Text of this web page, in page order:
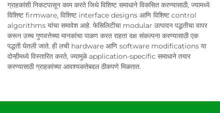
ग्राहकांशी निकटपासून काम करते जिथे विशिष्ट समाधाने विकसित करण्यासाठी, ज्यामध्ये
विशिष्ट firmware, विशिष्ट interface designs आणि विशिष्ट control
algorithms यांचा समावेश आहे. फेसिलिटीचा modular उत्पादन पद्धतीचा वापर
करून उच्च गुणवत्तेच्या मानकांचा पाळण करत राहता दक्ष संकल्पना करण्यासाठी एक
पद्धती घेतली जाते. ही लची hardware आणि software modifications या
दोन्हीमध्ये विस्तारित करते, ज्यामुळे application-specific समाधाने तयार
करण्यासाठी ग्राहकांच्या आवश्यकतेबद्दल ठीकपणे मिळतात.